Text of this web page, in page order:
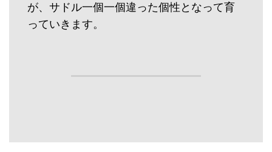
が、サドル一個一個違った個性となって育
っていきます。